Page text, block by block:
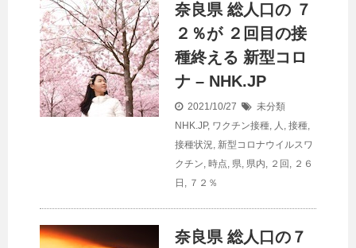
奈良県 総人口 の ７
２％が ２回目の接
種終える 新型コロ
ナ – NHK.JP
2021/10/27
未分類
NHK.JP, ワクチン接種, 人 , 接種,
接種状況, 新型コロナウイルスワ
クチン, 時点, 県, 県内, ２回 , ２６
日 , ７２％
奈良県 総人口 の７